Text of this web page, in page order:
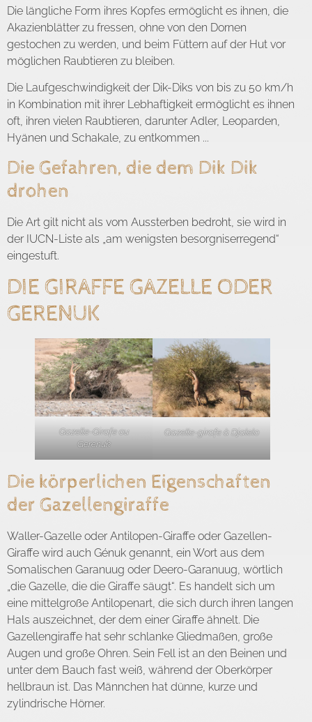
Die längliche Form ihres Kopfes ermöglicht es ihnen, die
Akazienblätter zu fressen, ohne von den Dornen
gestochen zu werden, und beim Füttern auf der Hut vor
möglichen Raubtieren zu bleiben.
Die Laufgeschwindigkeit der Dik-Diks von bis zu 50 km/h
in Kombination mit ihrer Lebhaftigkeit ermöglicht es ihnen
oft, ihren vielen Raubtieren, darunter Adler, Leoparden,
Hyänen und Schakale, zu entkommen ...
Die Gefahren, die dem Dik Dik
drohen
Die Art gilt nicht als vom Aussterben bedroht, sie wird in
der IUCN-Liste als „am wenigsten besorgniserregend“
eingestuft.
DIE GIRAFFE GAZELLE ODER
GERENUK
Gazelle-Girafe ou
Gerenuk
Gazelle-girafe à Djalelo
Die körperlichen Eigenschaften
der Gazellengiraffe
Waller-Gazelle oder Antilopen-Giraffe oder Gazellen-
Giraffe wird auch Génuk genannt, ein Wort aus dem
Somalischen Garanuug oder Deero-Garanuug, wörtlich
„die Gazelle, die die Giraffe säugt“. Es handelt sich um
eine mittelgroße Antilopenart, die sich durch ihren langen
Hals auszeichnet, der dem einer Giraffe ähnelt. Die
Gazellengiraffe hat sehr schlanke Gliedmaßen, große
Augen und große Ohren. Sein Fell ist an den Beinen und
unter dem Bauch fast weiß, während der Oberkörper
hellbraun ist. Das Männchen hat dünne, kurze und
zylindrische Hörner.